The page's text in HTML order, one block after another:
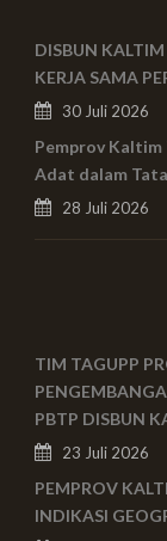
DISBUN
KERJA SAMA
30 Juli 2026
Pemprov Kaltim
Adat dalam
28 Juli 2026
TIM TAGUPP
PBTP DISBUN
23 Juli 2026
PEMPROV
INDIKASI